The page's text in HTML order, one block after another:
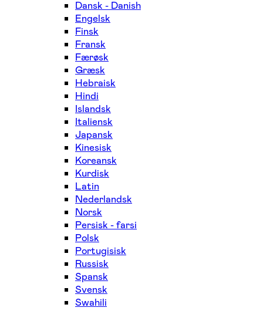
Dansk - Danish
Engelsk
Finsk
Fransk
Færøsk
Græsk
Hebraisk
Hindi
Islandsk
Italiensk
Japansk
Kinesisk
Koreansk
Kurdisk
Latin
Nederlandsk
Norsk
Persisk - farsi
Polsk
Portugisisk
Russisk
Spansk
Svensk
Swahili